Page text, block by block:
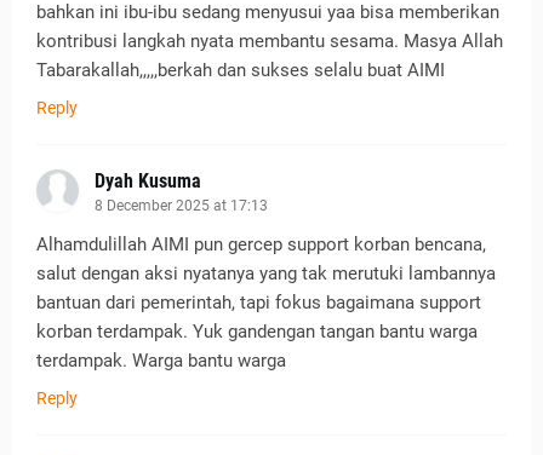
bahkan ini ibu-ibu sedang menyusui yaa bisa memberikan
kontribusi langkah nyata membantu sesama. Masya Allah
Tabarakallah,,,,,berkah dan sukses selalu buat AIMI
Reply
Dyah Kusuma
8 December 2025 at 17:13
Alhamdulillah AIMI pun gercep support korban bencana,
salut dengan aksi nyatanya yang tak merutuki lambannya
bantuan dari pemerintah, tapi fokus bagaimana support
korban terdampak. Yuk gandengan tangan bantu warga
terdampak. Warga bantu warga
Reply